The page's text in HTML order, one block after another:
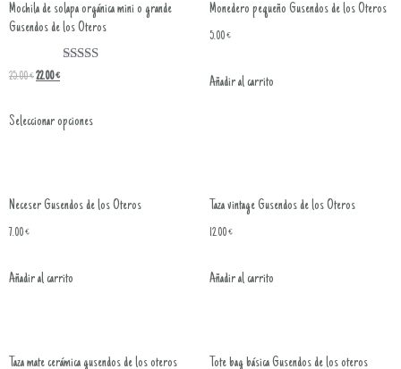
Mochila de solapa orgánica mini o grande
Gusendos de los Oteros
25.00€22.00€
Seleccionar opciones
Monedero pequeño Gusendos de los Oteros
5.00€
Añadir al carrito
Neceser Gusendos de los Oteros
7.00€
Añadir al carrito
Taza vintage Gusendos de los Oteros
12.00€
Añadir al carrito
Taza mate cerámica gusendos de los oteros Tote bag básica Gusendos de los oteros